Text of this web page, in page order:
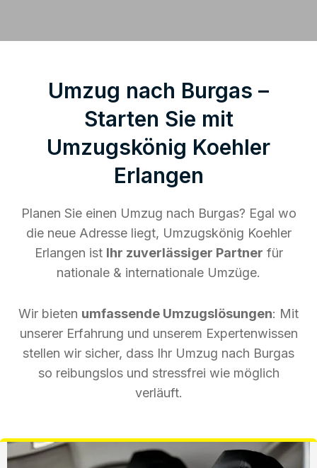
Umzug nach Burgas –
Starten Sie mit
Umzugskönig Koehler
Erlangen
Planen Sie einen Umzug nach Burgas? Egal wo
die neue Adresse liegt, Umzugskönig Koehler
Erlangen ist Ihr zuverlässiger Partner für
nationale & internationale Umzüge.
Wir bieten umfassende Umzugslösungen: Mit
unserer Erfahrung und unserem Expertenwissen
stellen wir sicher, dass Ihr Umzug nach Burgas
so reibungslos und stressfrei wie möglich
verläuft.